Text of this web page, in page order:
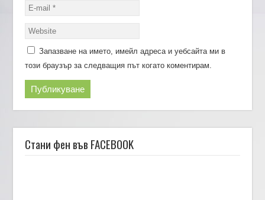
Запазване на името, имейл адреса и уебсайта ми в
този браузър за следващия път когато коментирам.
Стани фен във FACEBOOK